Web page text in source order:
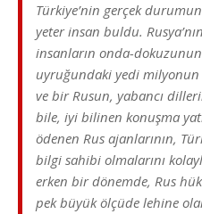
Türkiye’nin gerçek
yeter insan buldu.
insanların onda-
uyruğundaki yedi milyonun
ve bir Rusun, yabancı
bile, iyi bilinen konuşma
ödenen Rus ajanlarının,
bilgi sahibi olmalarını
erken bir dönemde, Rus
pek büyük ölçüde lehine